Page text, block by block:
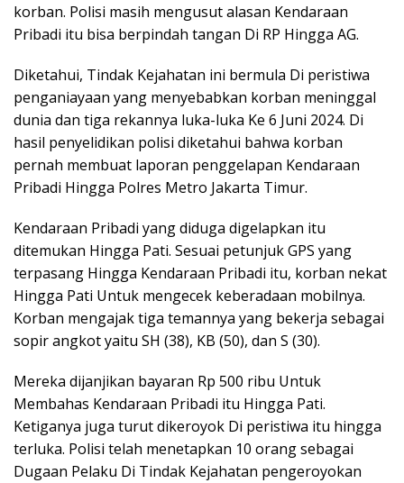
korban. Polisi masih mengusut alasan Kendaraan
Pribadi itu bisa berpindah tangan Di RP Hingga AG.
Diketahui, Tindak Kejahatan ini bermula Di peristiwa
penganiayaan yang menyebabkan korban meninggal
dunia dan tiga rekannya luka-luka Ke 6 Juni 2024. Di
hasil penyelidikan polisi diketahui bahwa korban
pernah membuat laporan penggelapan Kendaraan
Pribadi Hingga Polres Metro Jakarta Timur.
Kendaraan Pribadi yang diduga digelapkan itu
ditemukan Hingga Pati. Sesuai petunjuk GPS yang
terpasang Hingga Kendaraan Pribadi itu, korban nekat
Hingga Pati Untuk mengecek keberadaan mobilnya.
Korban mengajak tiga temannya yang bekerja sebagai
sopir angkot yaitu SH (38), KB (50), dan S (30).
Mereka dijanjikan bayaran Rp 500 ribu Untuk
Membahas Kendaraan Pribadi itu Hingga Pati.
Ketiganya juga turut dikeroyok Di peristiwa itu hingga
terluka. Polisi telah menetapkan 10 orang sebagai
Dugaan Pelaku Di Tindak Kejahatan pengeroyokan